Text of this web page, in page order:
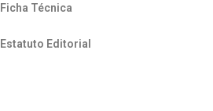
Ficha Técnica
Estatuto Editorial